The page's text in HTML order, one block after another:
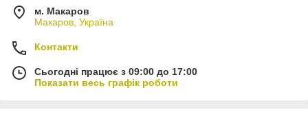
м. Макаров
Макаров, Україна
Контакти
Сьогодні працює з 09:00 до 17:00
Показати весь графік роботи